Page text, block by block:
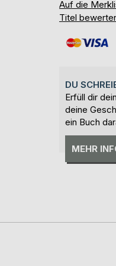
Auf die
Titel
DU
Erfüll dir
deine
ein Buch
MEHR